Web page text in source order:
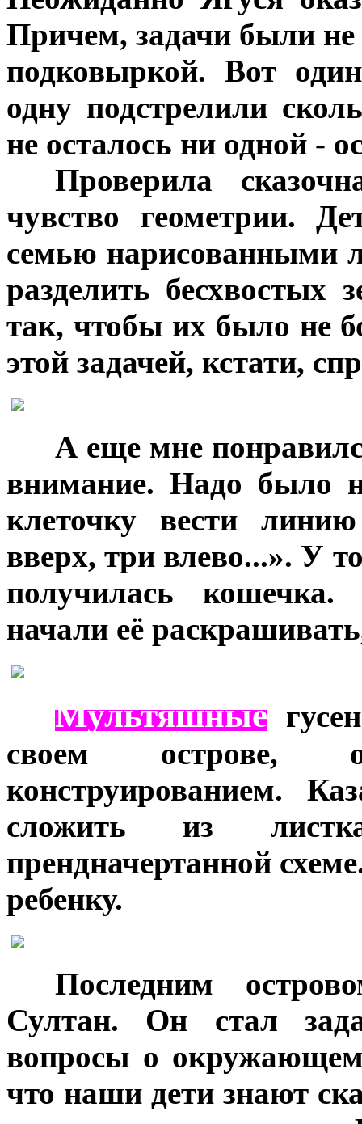
Причем, задачи были
подковыркой. Вот
одну подстрелили
не осталось ни одной -
Проверила
чувство геометрии.
семью нарисованными
разделить
так, чтобы их было не
этой задачей, кстати,
А еще мне
внимание. Надо было
клеточку вести
вверх, три влево...». У
получилась
начали её
Мультяшные
своем острове,
конструированием.
сложить из
прендначертанной
ребенку.
Последним
Султан. Он стал
вопросы о
что наши дети знают